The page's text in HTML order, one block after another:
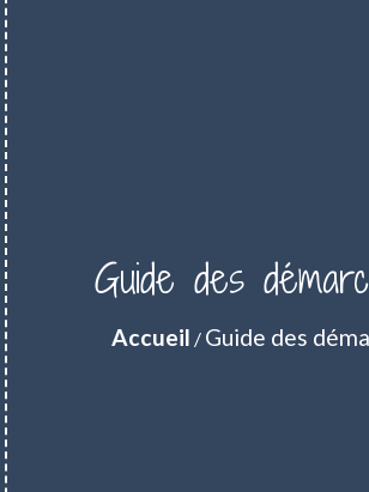
Guide des
Accueil / Guide des